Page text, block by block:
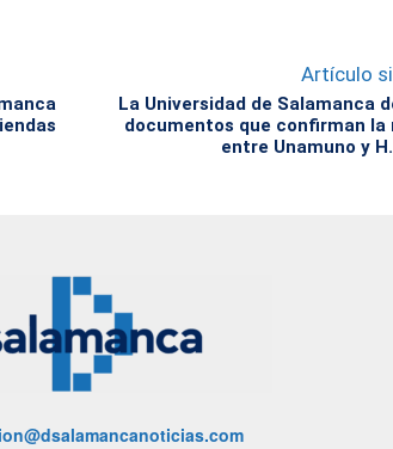
Artículo
La Universidad de Salamanca
documentos que confirman la
entre Unamuno y